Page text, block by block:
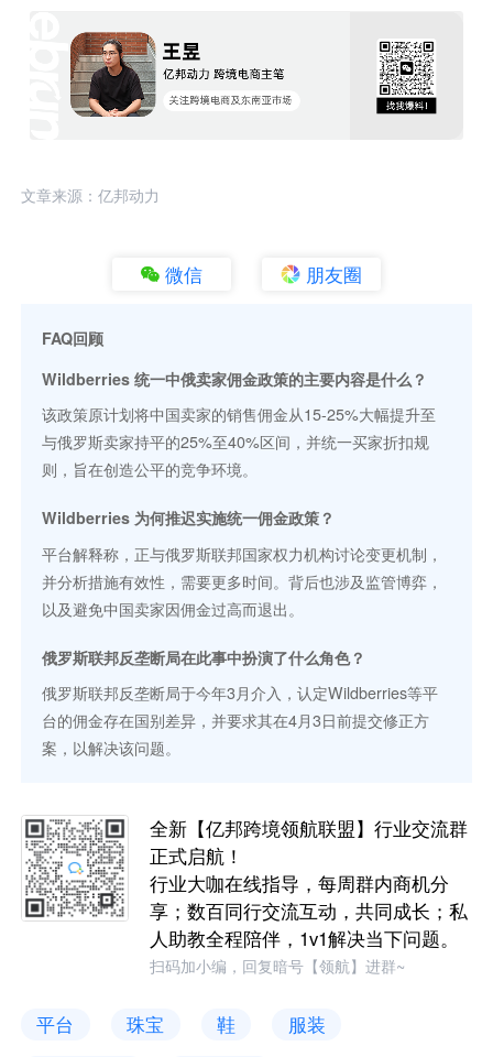
文章来源：亿邦动力
微信 朋友圈
FAQ回顾
Wildberries 统一中俄卖家佣金政策的主要内容是什么？
该政策原计划将中国卖家的销售佣金从15-25%大幅提升至
与俄罗斯卖家持平的25%至40%区间，并统一买家折扣规
则，旨在创造公平的竞争环境。
Wildberries 为何推迟实施统一佣金政策？
平台解释称，正与俄罗斯联邦国家权力机构讨论变更机制，
并分析措施有效性，需要更多时间。背后也涉及监管博弈，
以及避免中国卖家因佣金过高而退出。
俄罗斯联邦反垄断局在此事中扮演了什么角色？
俄罗斯联邦反垄断局于今年3月介入，认定Wildberries等平
台的佣金存在国别差异，并要求其在4月3日前提交修正方
案，以解决该问题。
全新【亿邦跨境领航联盟】行业交流群
正式启航！
行业大咖在线指导，每周群内商机分
享；数百同行交流互动，共同成长；私
人助教全程陪伴，1v1解决当下问题。
扫码加小编，回复暗号【领航】进群~
平台 珠宝 鞋
服装